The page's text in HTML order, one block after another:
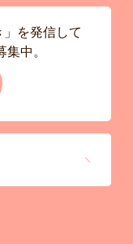
を発信して
中。